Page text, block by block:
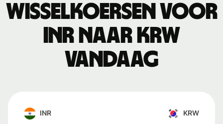
Wisselkoersen voor
INR naar KRW
vandaag
INR KRW